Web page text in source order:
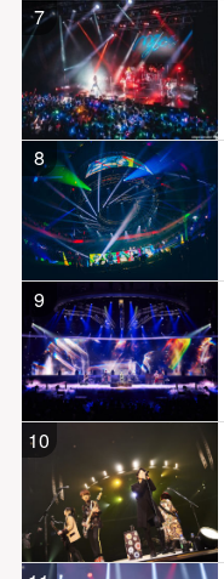
7
8
9
10